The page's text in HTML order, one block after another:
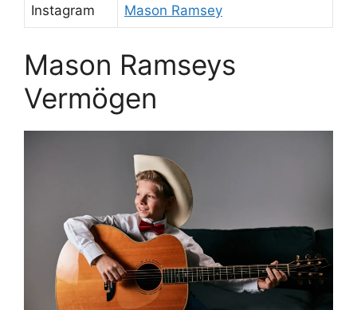
Instagram Mason Ramsey
Mason Ramseys
Vermögen